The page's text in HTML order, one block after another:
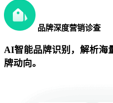
品牌深度营销诊查
AI智能品牌识别，解析海
牌动向。